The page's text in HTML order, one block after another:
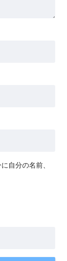
自分の名前、